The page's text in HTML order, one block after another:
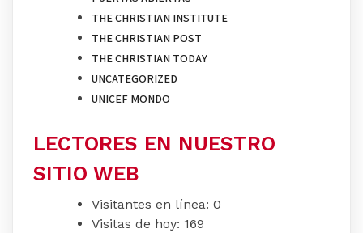
THE CHRISTIAN INSTITUTE
THE CHRISTIAN POST
THE CHRISTIAN TODAY
UNCATEGORIZED
UNICEF MONDO
LECTORES EN NUESTRO
SITIO WEB
Visitantes en línea: 0
Visitas de hoy: 169